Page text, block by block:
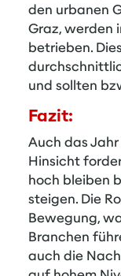
den urbanen
Graz, werden
betrieben.
und sollten
Fazit:
Auch das
Hinsicht
hoch bleiben
steigen. Die
Bewegung,
Branchen
auch die